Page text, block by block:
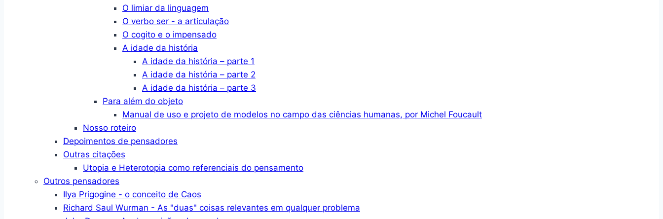
O limiar da linguagem
O verbo ser - a articulação
O cogito e o impensado
A idade da história
A idade da história – parte 1
A idade da história – parte 2
A idade da história – parte 3
Para além do objeto
Manual de uso e projeto de modelos no campo das ciências humanas, por Michel Foucault
Nosso roteiro
Depoimentos de pensadores
Outras citações
Utopia e Heterotopia como referenciais do pensamento
Outros pensadores
Ilya Prigogine - o conceito de Caos
Richard Saul Wurman - As "duas" coisas relevantes em qualquer problema